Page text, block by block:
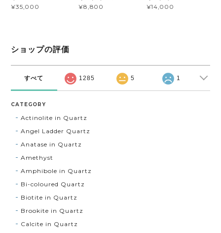
¥35,000
¥8,800
¥14,000
ショップの評価
すべて 1285 5 1
CATEGORY
Actinolite in Quartz
Angel Ladder Quartz
Anatase in Quartz
Amethyst
Amphibole in Quartz
Bi-coloured Quartz
Biotite in Quartz
Brookite in Quartz
Calcite in Quartz